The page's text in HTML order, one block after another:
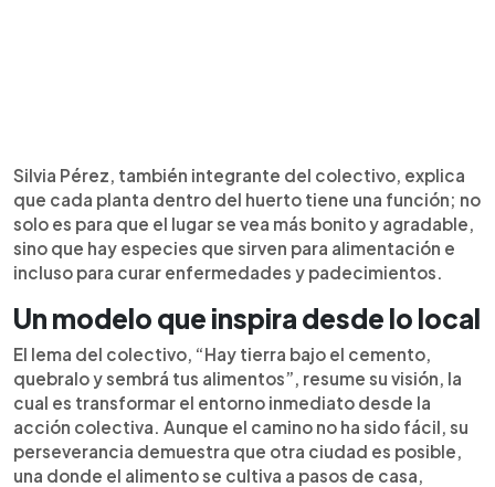
Silvia Pérez, también integrante del colectivo, explica
que cada planta dentro del huerto tiene una función; no
solo es para que el lugar se vea más bonito y agradable,
sino que hay especies que sirven para alimentación e
incluso para curar enfermedades y padecimientos.
Un modelo que inspira desde lo local
El lema del colectivo, “Hay tierra bajo el cemento,
quebralo y sembrá tus alimentos”, resume su visión, la
cual es transformar el entorno inmediato desde la
acción colectiva. Aunque el camino no ha sido fácil, su
perseverancia demuestra que otra ciudad es posible,
una donde el alimento se cultiva a pasos de casa,